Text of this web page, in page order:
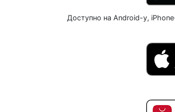
Доступно на Android-у,